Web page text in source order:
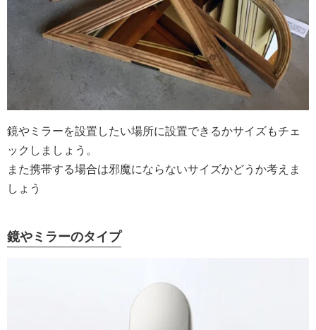
鏡やミラーを設置したい場所に設置できるかサイズもチェ
ックしましょう。
また携帯する場合は邪魔にならないサイズかどうか考えま
しょう
鏡やミラーのタイプ